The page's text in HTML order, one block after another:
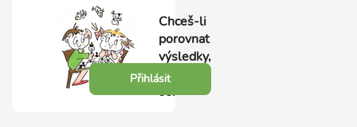
Chceš-li
porovnat
výsledky,
přihlas
se.
Přihlásit